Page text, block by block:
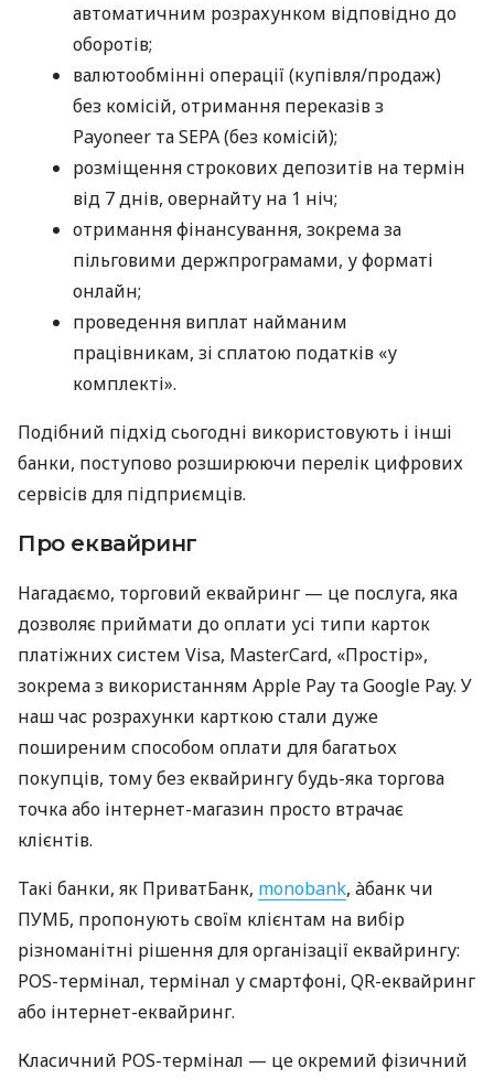
автоматичним розрахунком відповідно до
оборотів;
валютообмінні операції (купівля/продаж)
без комісій, отримання переказів з
Payoneer та SEPA (без комісій);
розміщення строкових депозитів на термін
від 7 днів, овернайту на 1 ніч;
отримання фінансування, зокрема за
пільговими держпрограмами, у форматі
онлайн;
проведення виплат найманим
працівникам, зі сплатою податків «у
комплекті».
Подібний підхід сьогодні використовують і інші
банки, поступово розширюючи перелік цифрових
сервісів для підприємців.
Про еквайринг
Нагадаємо, торговий еквайринг — це послуга, яка
дозволяє приймати до оплати усі типи карток
платіжних систем Visa, MasterCard, «Простір»,
зокрема з використанням Apple Pay та Google Pay. У
наш час розрахунки карткою стали дуже
поширеним способом оплати для багатьох
покупців, тому без еквайрингу будь-яка торгова
точка або інтернет-магазин просто втрачає
клієнтів.
Такі банки, як ПриватБанк, monobank, àбанк чи
ПУМБ, пропонують своїм клієнтам на вибір
різноманітні рішення для організації еквайрингу:
POS-термінал, термінал у смартфоні, QR-еквайринг
або інтернет-еквайринг.
Класичний POS-термінал — це окремий фізичний